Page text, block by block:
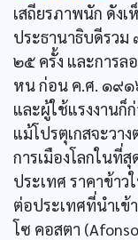
เสถียรภาพนัก ดัง
ประธานาธิบดีรวม
๒๕ ครั้ง และการล
หน ก่อน ค.ศ. ๑๙๑
และผู้ใช้แรงงานก็
แม้โปรตุเกสจะวา
การเมืองโลกในที่
ประเทศ ราคาข้าว
ต่อประเทศที่นำเข้
โซ คอสตา